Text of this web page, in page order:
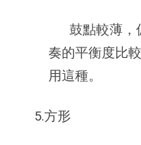
鼓點較薄，
奏的平衡度比
用這種。
5.方形